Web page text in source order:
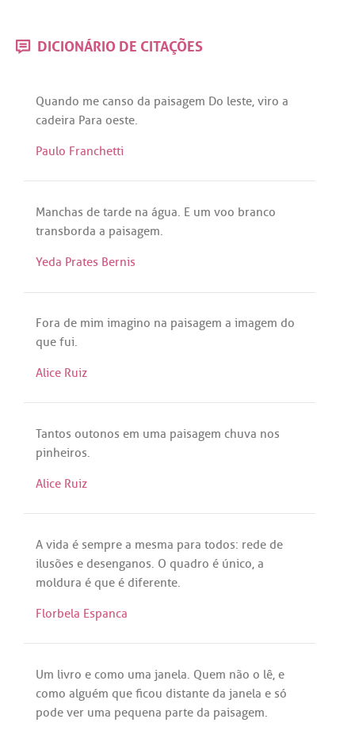
DICIONÁRIO DE CITAÇÕES
Quando me canso da paisagem Do leste, viro a
cadeira Para oeste.
Paulo Franchetti
Manchas de tarde na água. E um voo branco
transborda a paisagem.
Yeda Prates Bernis
Fora de mim imagino na paisagem a imagem do
que fui.
Alice Ruiz
Tantos outonos em uma paisagem chuva nos
pinheiros.
Alice Ruiz
A vida é sempre a mesma para todos: rede de
ilusões e desenganos. O quadro é único, a
moldura é que é diferente.
Florbela Espanca
Um livro e como uma janela. Quem não o lê, e
como alguém que ficou distante da janela e só
pode ver uma pequena parte da paisagem.